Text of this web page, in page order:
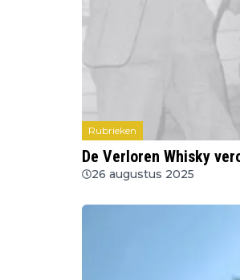
Rubrieken
De Verloren Whisky
26 augustus 2025